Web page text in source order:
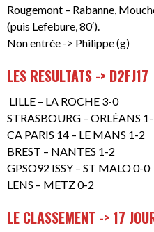
Rougemont – Rabanne,
(puis Lefebure, 80′).
Non entrée -> Philippe (g)
LES RESULTATS -> D2FJ17
LILLE – LA ROCHE 3-0
STRASBOURG – ORLÉANS
CA PARIS 14 – LE MANS 1-2
BREST – NANTES 1-2
GPSO92 ISSY – ST MALO 0-0
LENS – METZ 0-2
LE CLASSEMENT -> 17